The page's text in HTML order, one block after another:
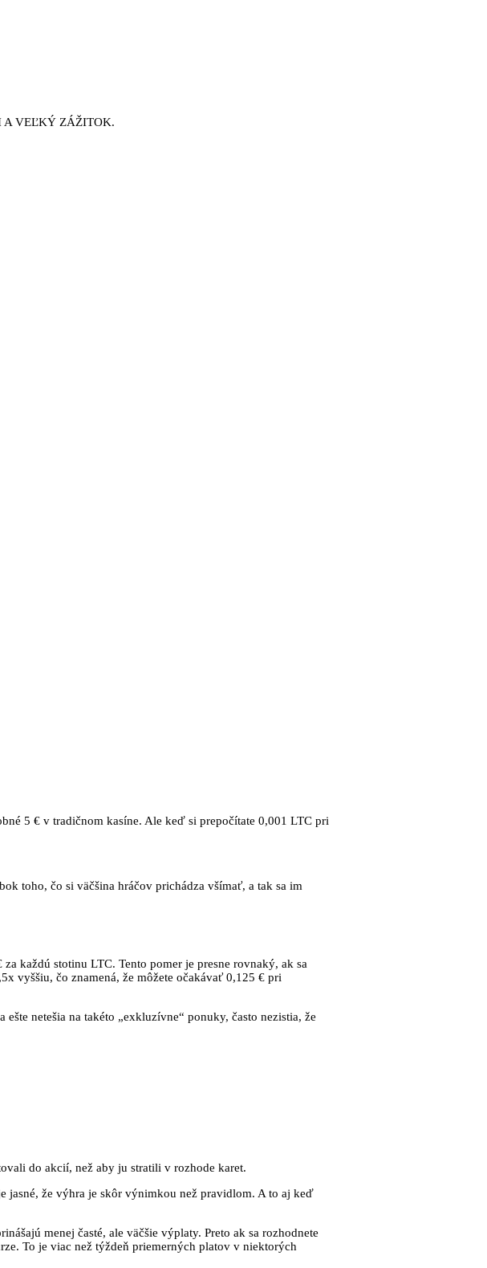
A VEĽKÝ ZÁŽITOK.
5 € v tradičnom kasíne. Ale keď si prepočítate 0,001 LTC pri
toho, čo si väčšina hráčov prichádza všímať, a tak sa im
každú stotinu LTC. Tento pomer je presne rovnaký, ak sa
vyššiu, čo znamená, že môžete očakávať 0,125 € pri
netešia na takéto „exkluzívne“ ponuky, často nezistia, že
do akcií, než aby ju stratili v rozhode karet.
jasné, že výhra je skôr výnimkou než pravidlom. A to aj keď
menej časté, ale väčšie výplaty. Preto ak sa rozhodnete
To je viac než týždeň priemerných platov v niektorých